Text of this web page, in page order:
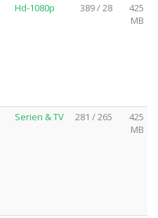
Hd-1080p 389 / 28
425
MB
Serien & TV 281 / 265
425
MB